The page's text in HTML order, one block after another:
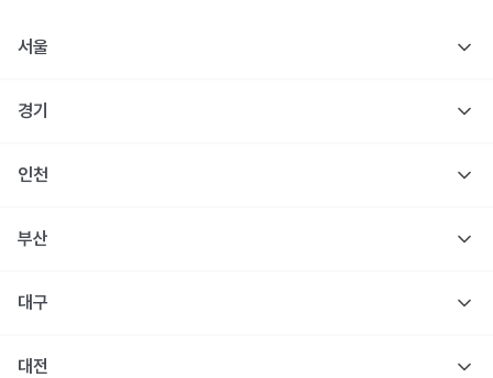
서울
경기
인천
부산
대구
대전